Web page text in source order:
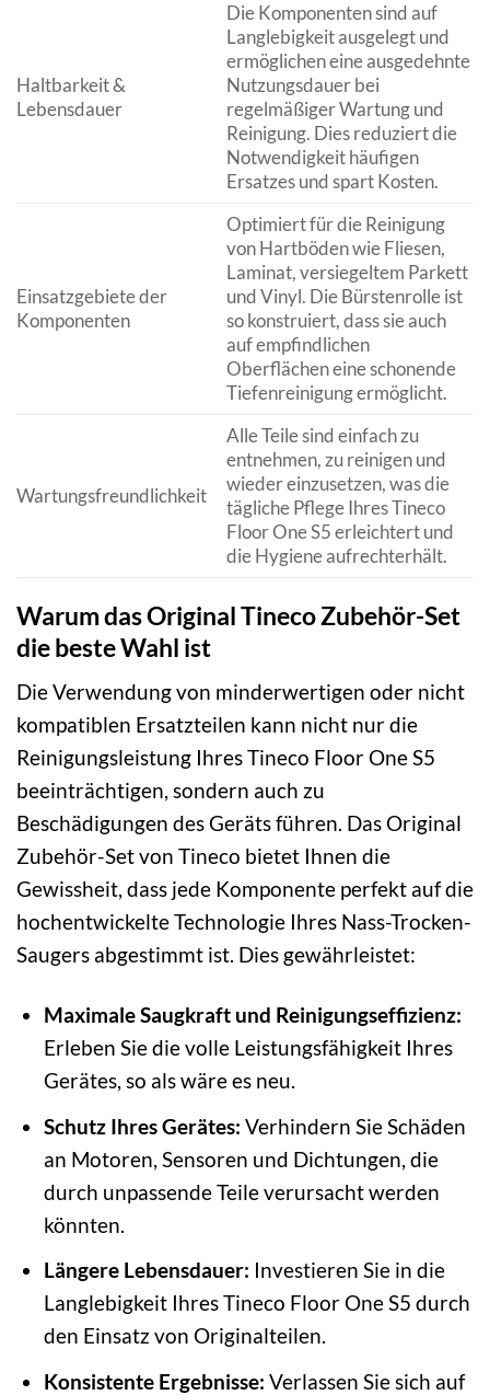
Haltbarkeit &
Lebensdauer
Die Komponenten sind auf
Langlebigkeit ausgelegt und
ermöglichen eine ausgedehnte
Nutzungsdauer bei
regelmäßiger Wartung und
Reinigung. Dies reduziert die
Notwendigkeit häufigen
Ersatzes und spart Kosten.
Einsatzgebiete der
Komponenten
Optimiert für die Reinigung
von Hartböden wie Fliesen,
Laminat, versiegeltem Parkett
und Vinyl. Die Bürstenrolle ist
so konstruiert, dass sie auch
auf empfindlichen
Oberflächen eine schonende
Tiefenreinigung ermöglicht.
Wartungsfreundlichkeit
Alle Teile sind einfach zu
entnehmen, zu reinigen und
wieder einzusetzen, was die
tägliche Pflege Ihres Tineco
Floor One S5 erleichtert und
die Hygiene aufrechterhält.
Warum das Original Tineco Zubehör-Set
die beste Wahl ist
Die Verwendung von minderwertigen oder nicht
kompatiblen Ersatzteilen kann nicht nur die
Reinigungsleistung Ihres Tineco Floor One S5
beeinträchtigen, sondern auch zu
Beschädigungen des Geräts führen. Das Original
Zubehör-Set von Tineco bietet Ihnen die
Gewissheit, dass jede Komponente perfekt auf die
hochentwickelte Technologie Ihres Nass-Trocken-
Saugers abgestimmt ist. Dies gewährleistet:
Maximale Saugkraft und Reinigungseffizienz:
Erleben Sie die volle Leistungsfähigkeit Ihres
Gerätes, so als wäre es neu.
Schutz Ihres Gerätes: Verhindern Sie Schäden
an Motoren, Sensoren und Dichtungen, die
durch unpassende Teile verursacht werden
könnten.
Längere Lebensdauer: Investieren Sie in die
Langlebigkeit Ihres Tineco Floor One S5 durch
den Einsatz von Originalteilen.
Konsistente Ergebnisse: Verlassen Sie sich auf